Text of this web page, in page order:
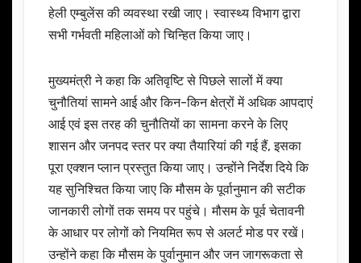
हेली एम्बुलेंस की व्यवस्था रखी जाए। स्वास्थ्य विभाग द्वारा
सभी गर्भवती महिलाओं को चिन्हित किया जाए।
मुख्यमंत्री ने कहा कि अतिवृष्टि से पिछले सालों में क्या
चुनौतियां सामने आई और किन-किन क्षेत्रों में अधिक आपदाएं
आई एवं इस तरह की चुनौतियों का सामना करने के लिए
शासन और जनपद स्तर पर क्या तैयारियां की गई हैं, इसका
पूरा एक्शन प्लान प्रस्तुत किया जाए। उन्होंने निर्देश दिये कि
यह सुनिश्चित किया जाए कि मौसम के पूर्वानुमान की सटीक
जानकारी लोगों तक समय पर पहुंचे। मौसम के पूर्व चेतावनी
के आधार पर लोगों को नियमित रूप से अलर्ट मोड पर रखें।
उन्होंने कहा कि मौसम के पुर्वानुमान और जन जागरूकता से